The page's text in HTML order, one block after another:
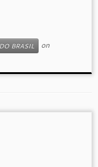
BRASIL
on